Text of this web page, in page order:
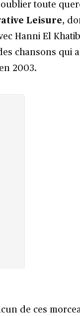
toute
Leisure,
Hanni El
chansons qui
2003.
de ces